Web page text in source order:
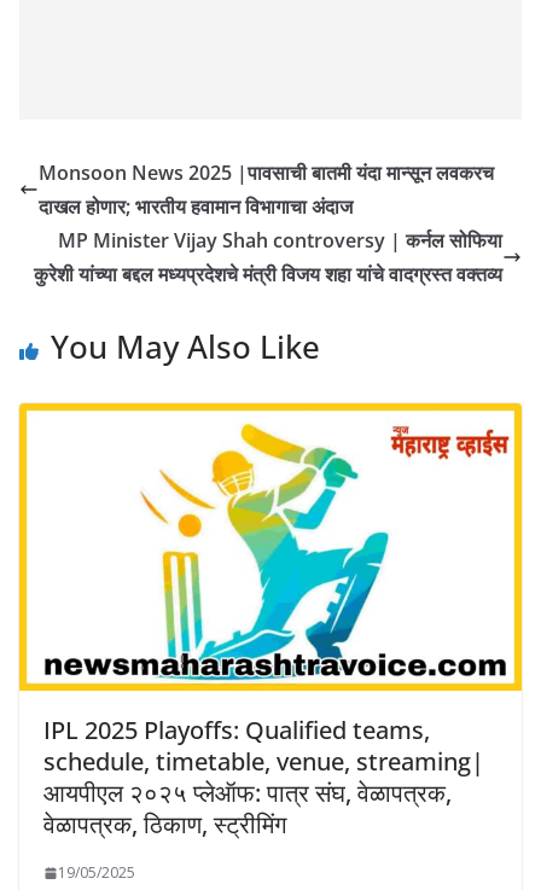
Monsoon News 2025 |पावसाची बातमी यंदा मान्सून लवकरच
दाखल होणार; भारतीय हवामान विभागाचा अंदाज
MP Minister Vijay Shah controversy | कर्नल सोफिया
कुरेशी यांच्या बद्दल मध्यप्रदेशचे मंत्री विजय शहा यांचे वादग्रस्त वक्तव्य
You May Also Like
IPL 2025 Playoffs: Qualified teams,
schedule, timetable, venue, streaming|
आयपीएल २०२५ प्लेऑफ: पात्र संघ, वेळापत्रक,
वेळापत्रक, ठिकाण, स्ट्रीमिंग
19/05/2025